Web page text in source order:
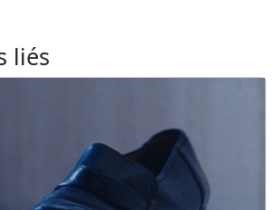
liés